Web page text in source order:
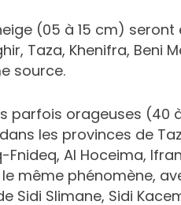
(05 à 15 cm)
Taza, Khenifra, Beni
source.
parfois orageuses (40
les provinces de
Fnideq, Al Hoceima,
même phénomène,
Sidi Slimane, Sidi